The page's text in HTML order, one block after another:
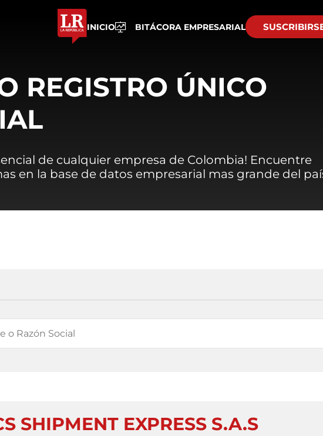
INICIO BITÁCORA EMPRESARIAL
REGISTRO ÚNICO
de cualquier empresa de Colombia! Encuentre
en la base de datos empresarial mas grande del
SHIPMENT EXPRESS S.A.S